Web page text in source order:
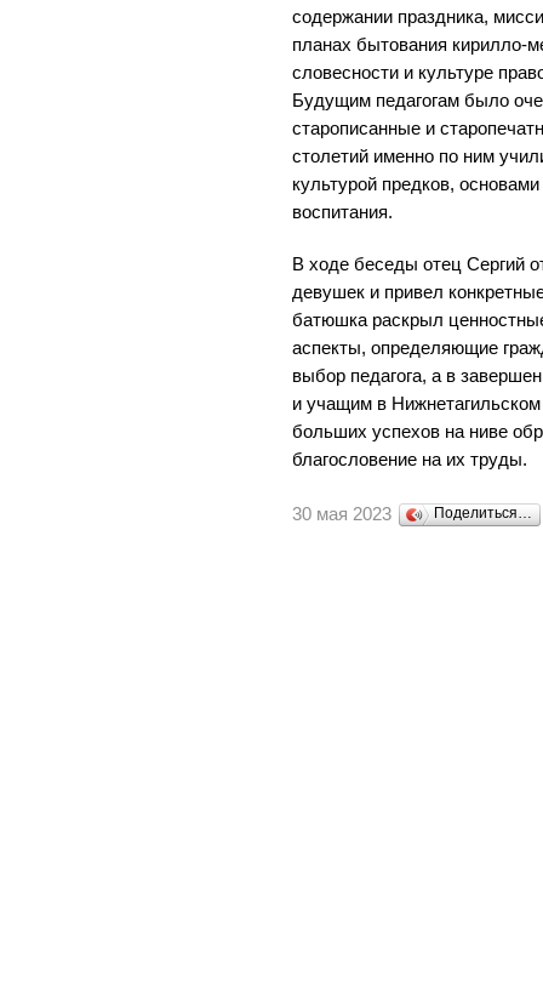
содержании праздника,
планах бытования кирилло-
словесности и культуре
Будущим педагогам было
старописанные и
столетий именно по ним
культурой предков,
воспитания.
В ходе беседы отец Сергий
девушек и привел
батюшка раскрыл
аспекты, определяющие
выбор педагога, а в
и учащим в
больших успехов на ниве
благословение на их труды.
30 мая 2023 Поделиться…